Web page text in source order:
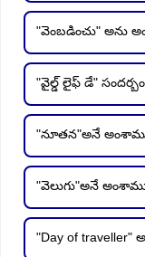
"వెంబడించు" అను
"వైల్డ్ లైఫ్ డే"
"నూతన"అనే
"వెలుగు"అనే
"Day of traveller"